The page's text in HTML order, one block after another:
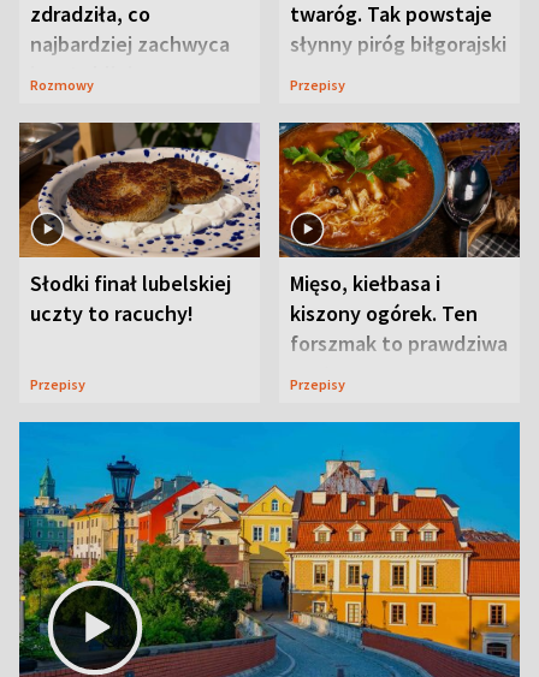
zdradziła, co
najbardziej zachwyca
ją w Lublinie
Rozmowy
twaróg. Tak powstaje
słynny piróg biłgorajski
Przepisy
Słodki finał lubelskiej
uczty to racuchy!
Przepisy
Mięso, kiełbasa i
kiszony ogórek. Ten
forszmak to prawdziwa
uczta
Przepisy